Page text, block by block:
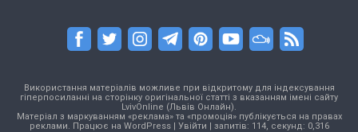
Використання матеріалів можливе при відкритому для індексування
гіперпосиланні на сторінку оригінальної статті з вказанням імені сайту
LvivOnline (Львів Онлайн).
Матеріал з маркуванням «реклама» та «промоція» публікується на правах
реклами. Працює на WordPress| Увійти | запитів: 114, секунд: 0,316